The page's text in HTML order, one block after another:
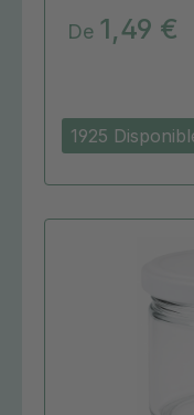
1925
De 1,49 €